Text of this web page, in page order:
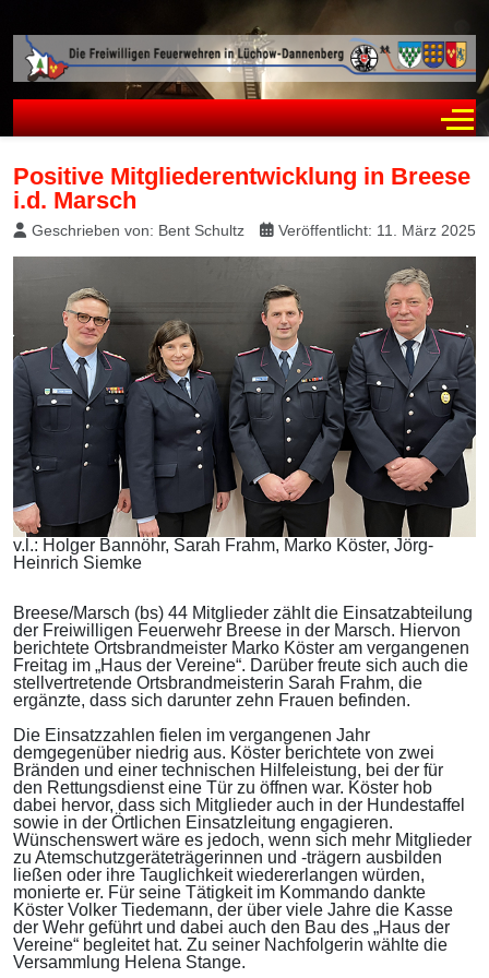
Positive Mitgliederentwicklung in Breese
i.d. Marsch
Geschrieben von: Bent Schultz Veröffentlicht: 11. März 2025
v.l.: Holger Bannöhr, Sarah Frahm, Marko Köster, Jörg-
Heinrich Siemke
Breese/Marsch (bs) 44 Mitglieder zählt die Einsatzabteilung
der Freiwilligen Feuerwehr Breese in der Marsch. Hiervon
berichtete Ortsbrandmeister Marko Köster am vergangenen
Freitag im „Haus der Vereine“. Darüber freute sich auch die
stellvertretende Ortsbrandmeisterin Sarah Frahm, die
ergänzte, dass sich darunter zehn Frauen befinden.
Die Einsatzzahlen fielen im vergangenen Jahr
demgegenüber niedrig aus. Köster berichtete von zwei
Bränden und einer technischen Hilfeleistung, bei der für
den Rettungsdienst eine Tür zu öffnen war. Köster hob
dabei hervor, dass sich Mitglieder auch in der Hundestaffel
sowie in der Örtlichen Einsatzleitung engagieren.
Wünschenswert wäre es jedoch, wenn sich mehr Mitglieder
zu Atemschutzgeräteträgerinnen und -trägern ausbilden
ließen oder ihre Tauglichkeit wiedererlangen würden,
monierte er. Für seine Tätigkeit im Kommando dankte
Köster Volker Tiedemann, der über viele Jahre die Kasse
der Wehr geführt und dabei auch den Bau des „Haus der
Vereine“ begleitet hat. Zu seiner Nachfolgerin wählte die
Versammlung Helena Stange.